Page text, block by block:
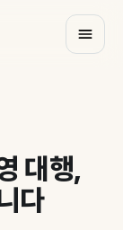
대행,
다